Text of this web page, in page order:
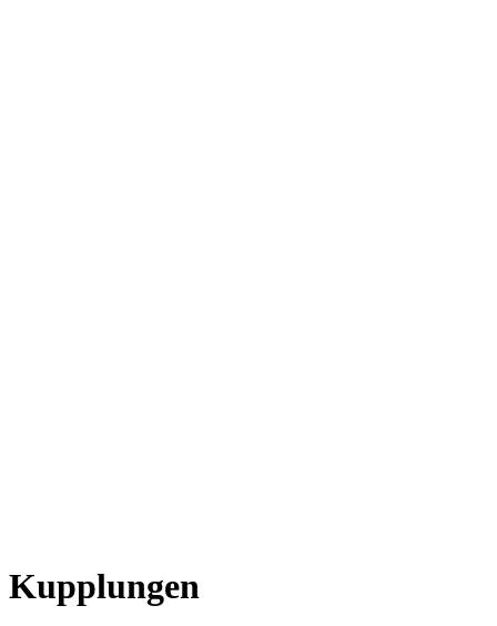
Kupplungen